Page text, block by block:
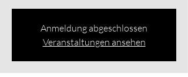
Anmeldung abgeschlossen
Veranstaltungen ansehen